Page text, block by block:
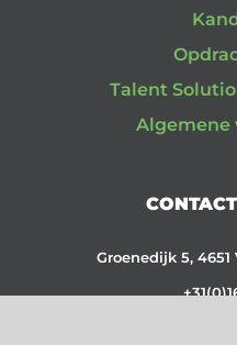
Talent
Algemene
Groenedijk 5, 4651